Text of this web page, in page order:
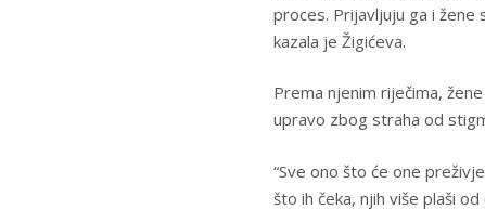
proces. Prijavljuju ga i
kazala je Žigićeva.
Prema njenim riječima,
upravo zbog straha od
“Sve ono što će one
što ih čeka, njih više plaši